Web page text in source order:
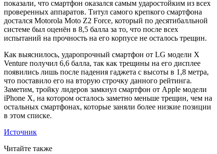
показали, что смартфон оказался самым ударостойким из всех
проверенных аппаратов. Титул самого крепкого смартфона
достался Motorola Moto Z2 Force, который по десятибалльной
системе был оценён в 8,5 балла за то, что после всех
испытаний на прочность на его корпусе не осталось трещин.
Как выяснилось, ударопрочный смартфон от LG модели X
Venture получил 6,6 балла, так как трещины на его дисплее
появились лишь после падения гаджета с высоты в 1,8 метра,
что поставило его на вторую строчку данного рейтинга.
Заметим, тройку лидеров замкнул смартфон от Apple модели
iPhone X, на котором осталось заметно меньше трещин, чем на
остальных смартфонах, которые заняли более низкие позиции
в этом списке.
Источник
Читайте также